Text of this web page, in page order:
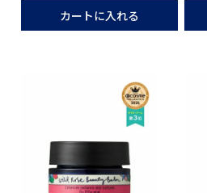
カートに入れる